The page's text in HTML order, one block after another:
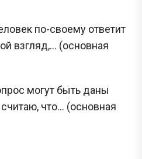
по-своему ответит
взгляд,... (основная
могут быть даны
что... (основная